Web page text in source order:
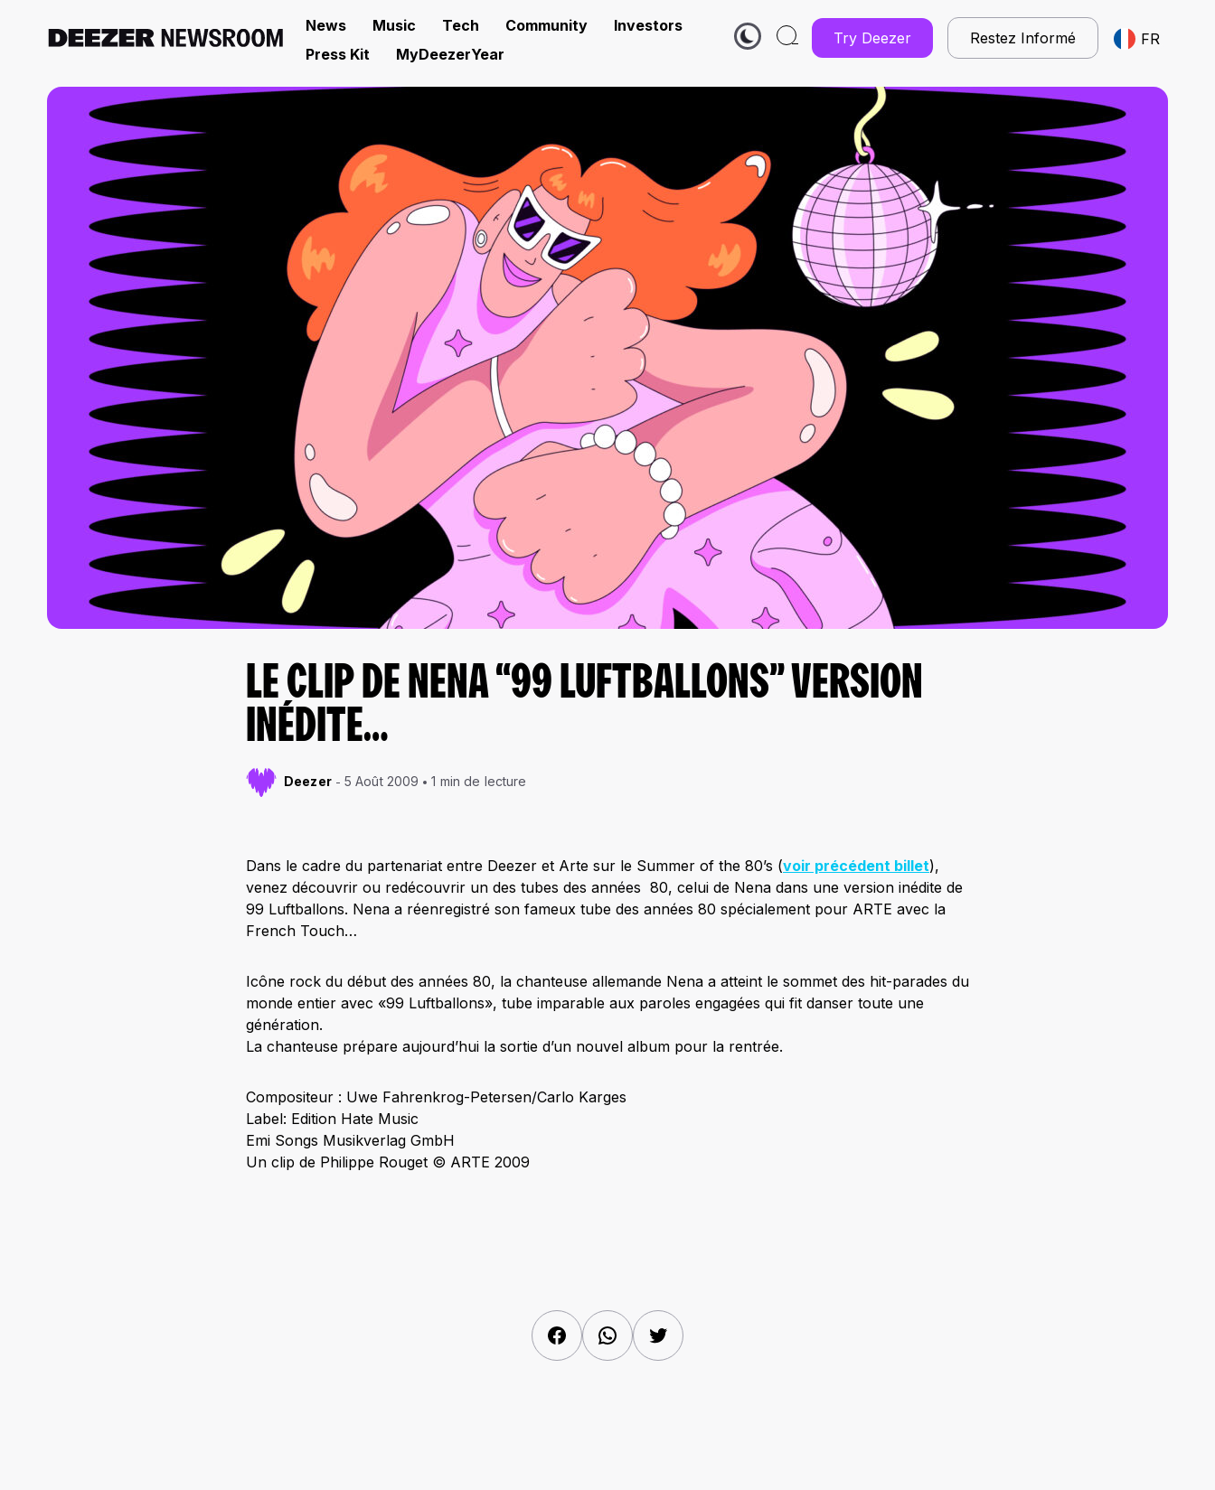
News Music Tech Community
Investors
Press Kit
MyDeezerYear
Try Deezer Restez Informé FR
LE CLIP DE NENA “99 LUFTBALLONS” VERSION
INÉDITE…
Deezer 5 Août 2009 1 min de lecture
Dans le cadre du partenariat entre Deezer et Arte sur le Summer of the 80’s (voir précédent billet),
venez découvrir ou redécouvrir un des tubes des années 80, celui de Nena dans une version inédite de
99 Luftballons. Nena a réenregistré son fameux tube des années 80 spécialement pour ARTE avec la
French Touch…
Icône rock du début des années 80, la chanteuse allemande Nena a atteint le sommet des hit-parades du
monde entier avec «99 Luftballons», tube imparable aux paroles engagées qui fit danser toute une
génération.
La chanteuse prépare aujourd’hui la sortie d’un nouvel album pour la rentrée.
Compositeur : Uwe Fahrenkrog-Petersen/Carlo Karges
Label: Edition Hate Music
Emi Songs Musikverlag GmbH
Un clip de Philippe Rouget © ARTE 2009
FacebookWhatsAppTwitter